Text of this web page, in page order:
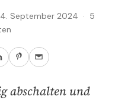
September 2024 · 5
abschalten und